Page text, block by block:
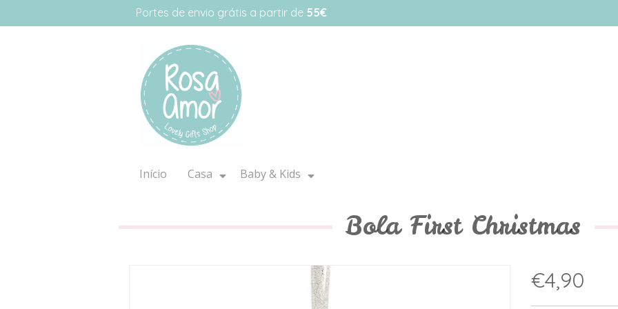
Portes de envio grátis a partir de 55€
Início Casa Baby & Kids
Bola First Christmas
€4,90